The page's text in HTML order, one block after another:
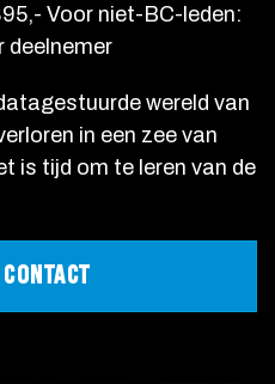
Voor niet-BC-leden:
deelnemer
wereld van
in een zee van
is tijd om te leren van de